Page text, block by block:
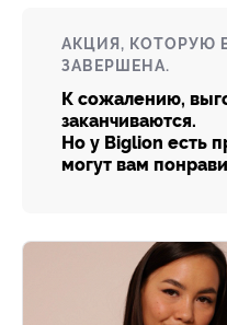
АКЦИЯ, КОТОРУЮ
ЗАВЕРШЕНА.
К сожалению,
заканчиваются.
Но у Biglion есть
могут вам